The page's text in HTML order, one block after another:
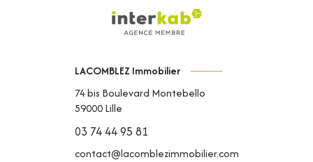
LACOMBLEZ Immobilier
74 bis Boulevard Montebello
59000Lille
03 74 44 95 81
contact@lacomblezimmobilier.com